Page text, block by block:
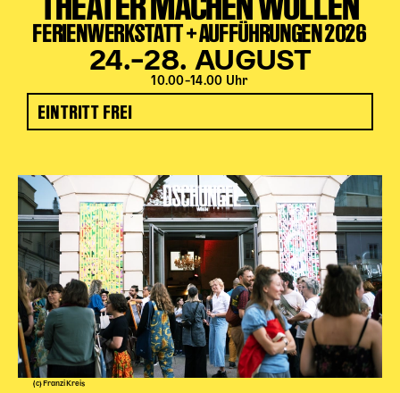
FERIENWERKSTATT + AUFFÜHRUNGEN 2026
24.–28. AUGUST
10.00–14.00 Uhr
EINTRITT FREI
(c) Franzi Kreis